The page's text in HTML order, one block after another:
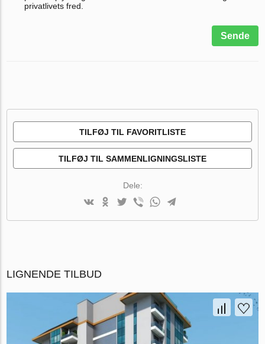
privatlivets fred.
Sende
TILFØJ TIL FAVORITLISTE
TILFØJ TIL SAMMENLIGNINGSLISTE
Dele:
LIGNENDE TILBUD